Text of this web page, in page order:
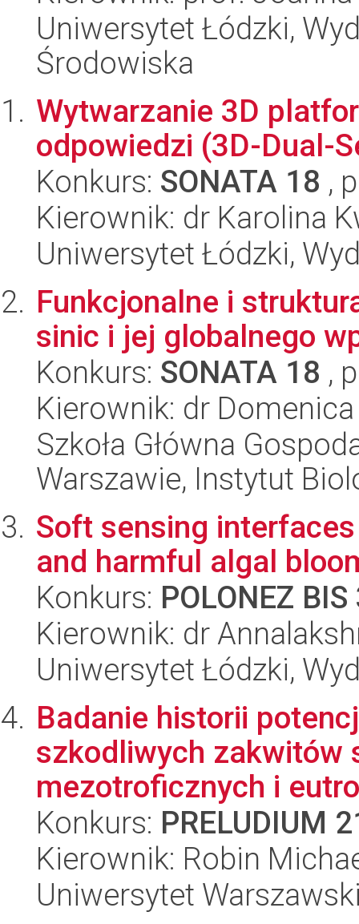
Uniwersytet Łódzki,
Środowiska
Wytwarzanie 3D
odpowiedzi (3D-Dual-
Konkurs: SONATA 18 ,
Kierownik: dr Karolina
Uniwersytet Łódzki,
Funkcjonalne i
sinic i jej globalnego
Konkurs: SONATA 18 ,
Kierownik: dr
Szkoła Główna
Warszawie, Instytut
Soft sensing
and harmful algal
Konkurs: POLONEZ BIS
Kierownik: dr
Uniwersytet Łódzki,
Badanie historii
szkodliwych zakwitów
mezotroficznych i
Konkurs: PRELUDIUM
Kierownik: Robin
Uniwersytet